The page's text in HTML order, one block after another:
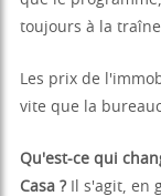
toujours à la
Les prix de
vite que la
Qu'est-ce qui
Casa ?Il s'agit, en